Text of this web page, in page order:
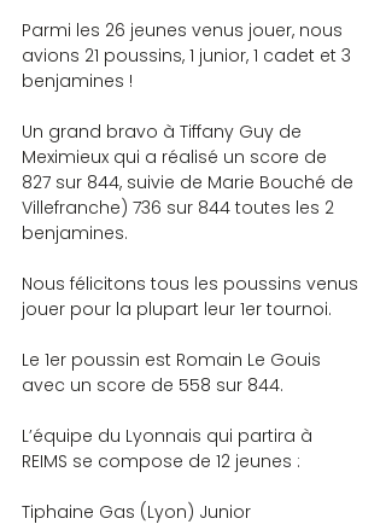
Parmi les 26 jeunes venus jouer, nous
avions 21 poussins, 1 junior, 1 cadet et 3
benjamines !
Un grand bravo à Tiffany Guy de
Meximieux qui a réalisé un score de
827 sur 844, suivie de Marie Bouché de
Villefranche) 736 sur 844 toutes les 2
benjamines.
Nous félicitons tous les poussins venus
jouer pour la plupart leur 1er tournoi.
Le 1er poussin est Romain Le Gouis
avec un score de 558 sur 844.
L’équipe du Lyonnais qui partira à
REIMS se compose de 12 jeunes :
Tiphaine Gas (Lyon) Junior